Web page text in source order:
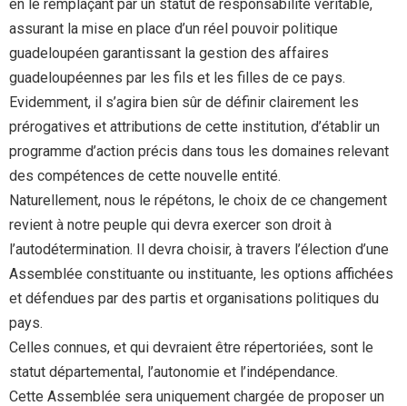
en le remplaçant par un statut de responsabilité véritable,
assurant la mise en place d’un réel pouvoir politique
guadeloupéen garantissant la gestion des affaires
guadeloupéennes par les fils et les filles de ce pays.
Evidemment, il s’agira bien sûr de définir clairement les
prérogatives et attributions de cette institution, d’établir un
programme d’action précis dans tous les domaines relevant
des compétences de cette nouvelle entité.
Naturellement, nous le répétons, le choix de ce changement
revient à notre peuple qui devra exercer son droit à
l’autodétermination. Il devra choisir, à travers l’élection d’une
Assemblée constituante ou instituante, les options affichées
et défendues par des partis et organisations politiques du
pays.
Celles connues, et qui devraient être répertoriées, sont le
statut départemental, l’autonomie et l’indépendance.
Cette Assemblée sera uniquement chargée de proposer un